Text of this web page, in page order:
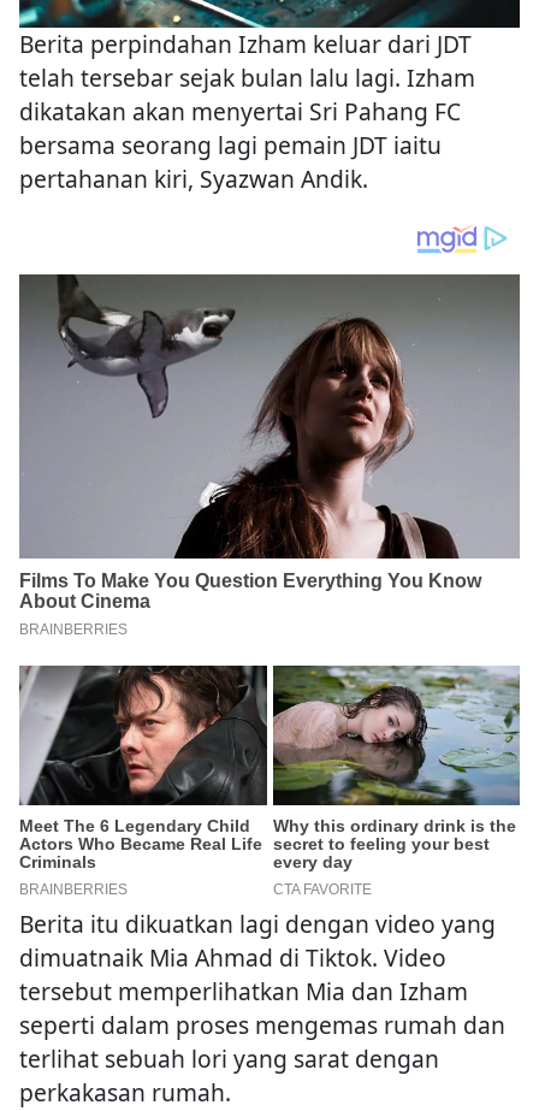
Berita perpindahan Izham keluar dari JDT
telah tersebar sejak bulan lalu lagi. Izham
dikatakan akan menyertai Sri Pahang FC
bersama seorang lagi pemain JDT iaitu
pertahanan kiri, Syazwan Andik.
Berita itu dikuatkan lagi dengan video yang
dimuatnaik Mia Ahmad di Tiktok. Video
tersebut memperlihatkan Mia dan Izham
seperti dalam proses mengemas rumah dan
terlihat sebuah lori yang sarat dengan
perkakasan rumah.